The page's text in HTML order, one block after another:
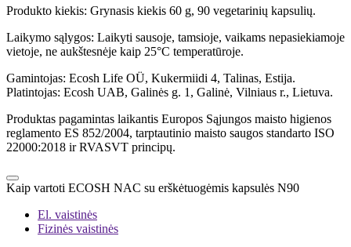
Produkto kiekis: Grynasis kiekis 60 g, 90 vegetarinių kapsulių.
Laikymo sąlygos: Laikyti sausoje, tamsioje, vaikams nepasiekiamoje
vietoje, ne aukštesnėje kaip 25°C temperatūroje.
Gamintojas: Ecosh Life OÜ, Kukermiidi 4, Talinas, Estija.
Platintojas: Ecosh UAB, Galinės g. 1, Galinė, Vilniaus r., Lietuva.
Produktas pagamintas laikantis Europos Sąjungos maisto higienos
reglamento ES 852/2004, tarptautinio maisto saugos standarto ISO
22000:2018 ir RVASVT principų.
Kaip vartoti ECOSH NAC su erškėtuogėmis kapsulės N90
El. vaistinės
Fizinės vaistinės